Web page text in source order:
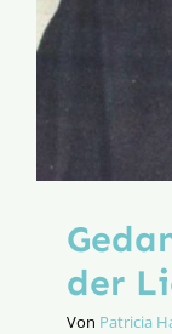
der
Von Patricia